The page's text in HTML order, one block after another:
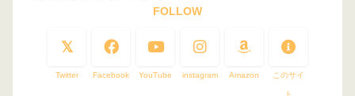
FOLLOW
Twitter Facebook YouTube instagram Amazon このサイ
ト